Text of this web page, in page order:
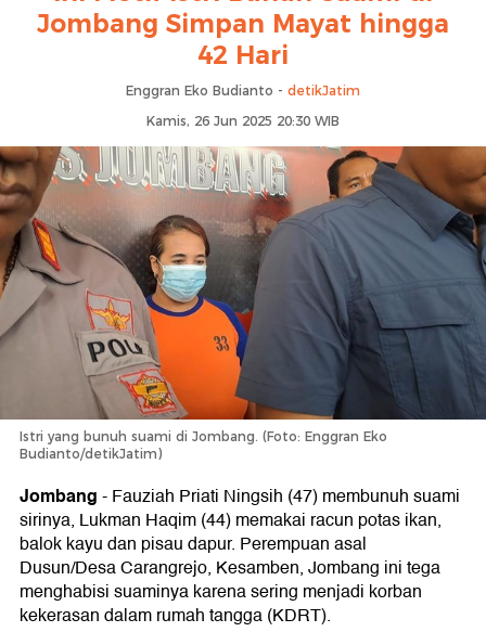
Jombang Simpan Mayat hingga
42 Hari
Enggran Eko Budianto - detikJatim
Kamis, 26 Jun 2025 20:30 WIB
Istri yang bunuh suami di Jombang. (Foto: Enggran Eko
Budianto/detikJatim)
Jombang-Fauziah Priati Ningsih (47) membunuh suami
sirinya, Lukman Haqim (44) memakai racun potas ikan,
balok kayu dan pisau dapur. Perempuan asal
Dusun/Desa Carangrejo, Kesamben, Jombang ini tega
menghabisi suaminya karena sering menjadi korban
kekerasan dalam rumah tangga (KDRT).